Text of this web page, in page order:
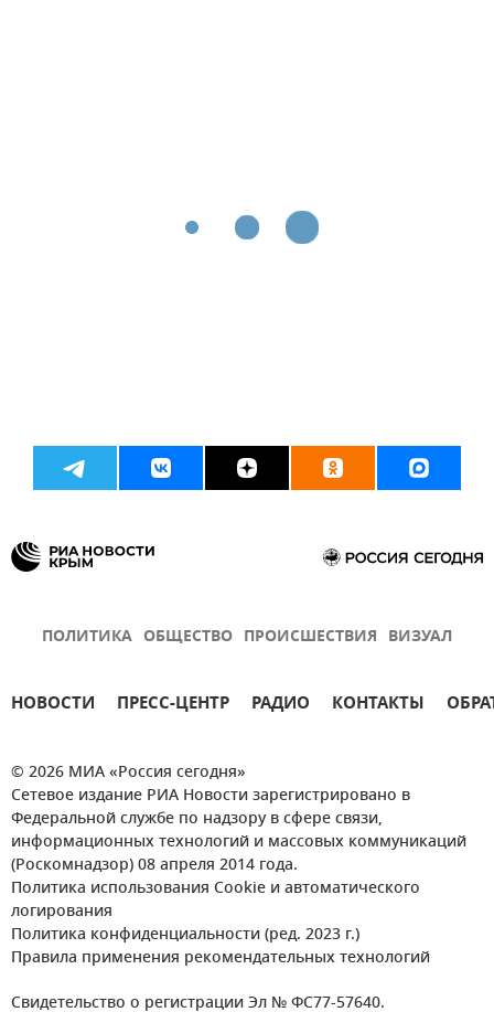
ПОЛИТИКА ОБЩЕСТВО ПРОИСШЕСТВИЯ ВИЗУАЛ
НОВОСТИ ПРЕСС-ЦЕНТР РАДИО КОНТАКТЫ
© 2026 МИА «Россия сегодня»
Сетевое издание РИА Новости зарегистрировано в
Федеральной службе по надзору в сфере связи,
информационных технологий и массовых коммуникаций
(Роскомнадзор) 08 апреля 2014 года.
Политика использования Cookie и автоматического
логирования
Политика конфиденциальности (ред. 2023 г.)
Правила применения рекомендательных технологий
Свидетельство о регистрации Эл № ФС77-57640.